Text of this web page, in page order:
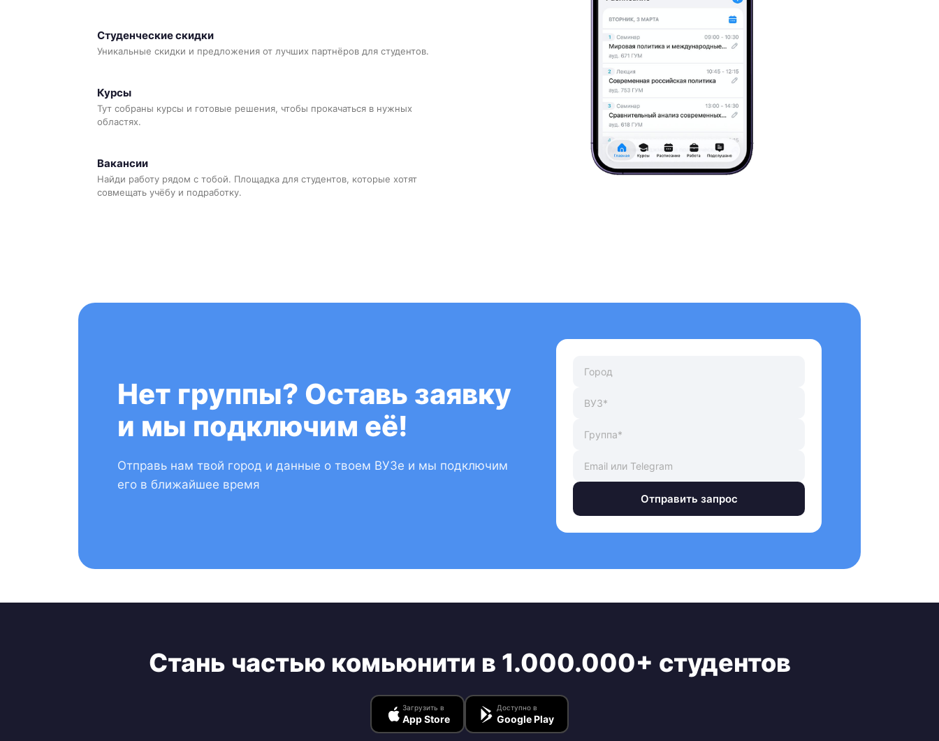
Студенческие скидки
Уникальные скидки и предложения от лучших партнёров для студентов.
Курсы
Тут собраны курсы и готовые решения, чтобы прокачаться в нужных
областях.
Вакансии
Найди работу рядом с тобой. Площадка для студентов, которые хотят
совмещать учёбу и подработку.
Нет группы? Оставь заявку
и мы подключим её!
Отправь нам твой город и данные о твоем ВУЗе и мы подключим
его в ближайшее время
Отправить запрос
Стань частью комьюнити в 1.000.000+ студентов
Загрузить в
App Store
Доступно в
Google Play